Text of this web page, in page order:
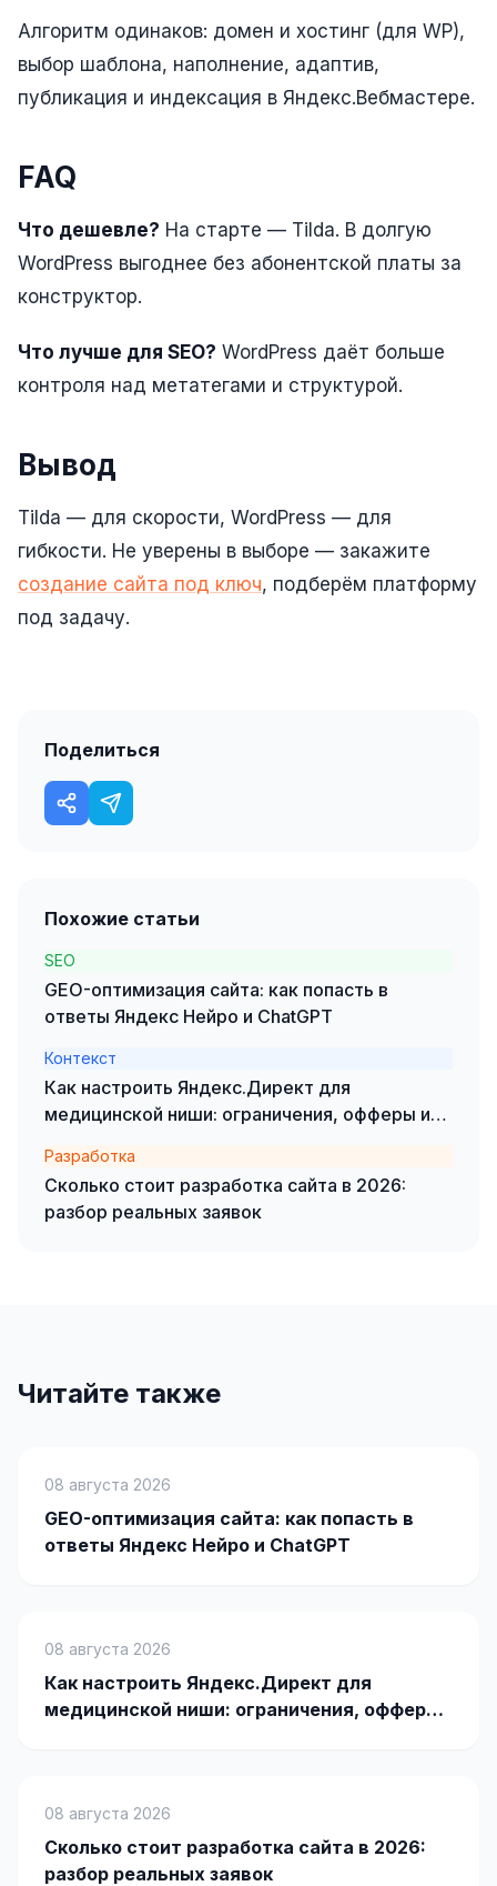
Одноклассники
TikTok
EMAIL-МАРКЕТИНГ
A/B тестирование
Персонализация
Продающие тексты
SEO-тексты
Контент для соцсетей
Анимация
Видео-инфографика
ВЕБ-АНАЛИТИКА
Google Analytics
Настройка систем аналитики
Дашборды и отчёты
BI-системы
Сквозная аналитика
Алгоритм одинаков: домен и хостинг (для WP),
выбор шаблона, наполнение, адаптив,
публикация и индексация в Яндекс.Вебмастере.
FAQ
Что дешевле? На старте — Tilda. В долгую
WordPress выгоднее без абонентской платы за
конструктор.
Что лучше для SEO? WordPress даёт больше
контроля над метатегами и структурой.
Вывод
Tilda — для скорости, WordPress — для
гибкости. Не уверены в выборе — закажите
создание сайта под ключ, подберём платформу
под задачу.
Поделиться
Похожие статьи
SEO
GEO-оптимизация сайта: как попасть в
ответы Яндекс Нейро и ChatGPT
Контекст
Как настроить Яндекс.Директ для
медицинской ниши: ограничения, офферы и
Разработка
Сколько стоит разработка сайта в 2026:
разбор реальных заявок
Читайте также
08 августа 2026
GEO-оптимизация сайта: как попасть в
ответы Яндекс Нейро и ChatGPT
08 августа 2026
Как настроить Яндекс.Директ для
медицинской ниши: ограничения, офферы
08 августа 2026
Сколько стоит разработка сайта в 2026:
разбор реальных заявок